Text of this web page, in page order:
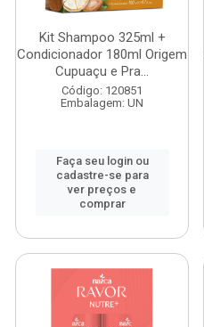
Kit Shampoo 325ml +
Condicionador 180ml Origem
Cupuaçu e Pra...
Código: 120851
Embalagem: UN
Faça seu login ou
cadastre-se para
ver preços e
comprar